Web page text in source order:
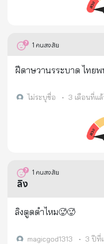
ยอมออกล่าสัตว์อีกเลยต
“ลิงทะโมน” > เพื่อยกย่อ
แม่...มีต่อลูก พงษ์เทพต้องเผชิญชตากรรมตามสนองคือ
เป็นมะเร็งขั้นรุนแรงที่ตั
ทรัพย์สินขายเกือบหมด ต
ปากช่องพออยู่อาศัย โรค
วันดับก็น่าสงสาร เพื่อน
กัน นี่คือเหตุการณ์ที่เกิด
1 คนสงสัย
ฝีดาษวานรระบาด ไทย
ไม่ระบุชื่อ • 3 เดือนที่แล้
1 คนสงสัย
ลิง
ลิงตูดดำไหม🥵🥵
magicgod1313 • 3 ปีที่